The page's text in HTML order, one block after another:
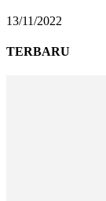
13/11/2022
TERBARU